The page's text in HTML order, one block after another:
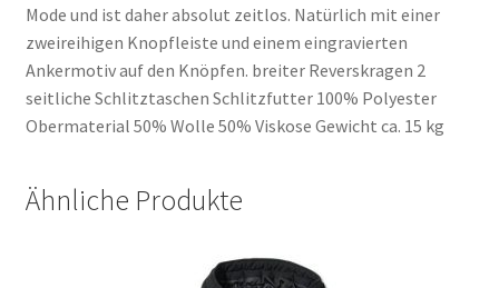
Mode und ist daher absolut zeitlos. Natürlich mit einer
zweireihigen Knopfleiste und einem eingravierten
Ankermotiv auf den Knöpfen. breiter Reverskragen 2
seitliche Schlitztaschen Schlitzfutter 100% Polyester
Obermaterial 50% Wolle 50% Viskose Gewicht ca. 15 kg
Ähnliche Produkte